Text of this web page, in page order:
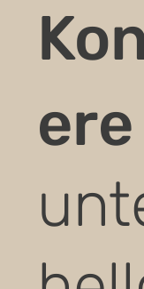
ere